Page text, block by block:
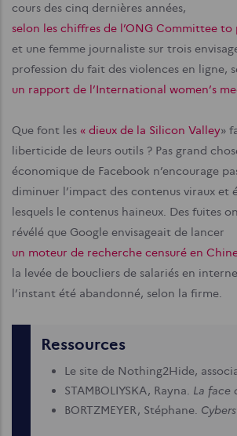
cours des cinq dernières années,
selon les chiffres de l’ONG Committee
et une femme journaliste sur trois
profession du fait des violences en ligne,
un rapport de l’International women’s
Que font les « dieux de la Silicon Valley»
liberticide de leurs outils ? Pas grand
économique de Facebook n’encourage
diminuer l’impact des contenus viraux et
lesquels le contenus haineux. Des fuites
révélé que Google envisageait de lancer
un moteur de recherche censuré en
la levée de boucliers de salariés en
l’instant été abandonné, selon la firme.
Ressources
Le site de Nothing2Hide,
STAMBOLIYSKA, Rayna. La face
BORTZMEYER, Stéphane.